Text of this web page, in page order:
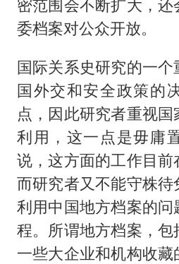
密范围会不断扩大，
委档案对公众开放。
国际关系史研究的一
国外交和安全政策的
点，因此研究者重视
利用，这一点是毋庸
说，这方面的工作目前
而研究者又不能守株
利用中国地方档案的问
程。所谓地方档案，包
一些大企业和机构收